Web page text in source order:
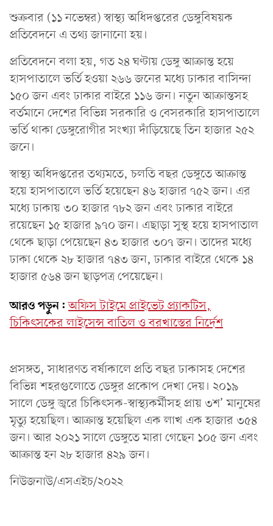
শুক্রবার (১১ নভেম্বর) স্বাস্থ্য অধিদপ্তরের ডেঙ্গুবিষয়ক
প্রতিবেদনে এ তথ্য জানানো হয়।
প্রতিবেদনে বলা হয়, গত ২৪ ঘণ্টায় ডেঙ্গু আক্রান্ত হয়ে
হাসপাতালে ভর্তি হওয়া ২৬৬ জনের মধ্যে ঢাকার বাসিন্দা
১৫০ জন এবং ঢাকার বাইরে ১১৬ জন। নতুন আক্রান্তসহ
বর্তমানে দেশের বিভিন্ন সরকারি ও বেসরকারি হাসপাতালে
ভর্তি থাকা ডেঙ্গুরোগীর সংখ্যা দাঁড়িয়েছে তিন হাজার ২৫২
জনে।
স্বাস্থ্য অধিদপ্তরের তথ্যমতে, চলতি বছর ডেঙ্গুতে আক্রান্ত
হয়ে হাসপাতালে ভর্তি হয়েছেন ৪৬ হাজার ৭৫২ জন। এর
মধ্যে ঢাকায় ৩০ হাজার ৭৮২ জন এবং ঢাকার বাইরে
রয়েছেন ১৫ হাজার ৯৭০ জন। এছাড়া সুস্থ হয়ে হাসপাতাল
থেকে ছাড়া পেয়েছেন ৪৩ হাজার ৩০৭ জন। তাদের মধ্যে
ঢাকা থেকে ২৮ হাজার ৭৪৩ জন, ঢাকার বাইরে থেকে ১৪
হাজার ৫৬৪ জন ছাড়পত্র পেয়েছেন।
আরও পড়ুন: অফিস টাইমে প্রাইভেট প্র্যাকটিস,
চিকিৎসকের লাইসেন্স বাতিল ও বরখাস্তের নির্দেশ
প্রসঙ্গত, সাধারণত বর্ষাকালে প্রতি বছর ঢাকাসহ দেশের
বিভিন্ন শহরগুলোতে ডেঙ্গুর প্রকোপ দেখা দেয়। ২০১৯
সালে ডেঙ্গু জ্বরে চিকিৎসক-স্বাস্থ্যকর্মীসহ প্রায় ৩শ’ মানুষের
মৃত্যু হয়েছিল। আক্রান্ত হয়েছিল এক লাখ এক হাজার ৩৫৪
জন। আর ২০২১ সালে ডেঙ্গুতে মারা গেছেন ১০৫ জন এবং
আক্রান্ত হন ২৮ হাজার ৪২৯ জন।
নিউজনাউ/এসএইচ/২০২২